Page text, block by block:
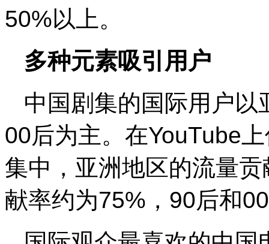
50%以上。
多种元素吸引用户
中国剧集的国际用户
00后为主。在YouTube
集中，亚洲地区的流量
献率约为75%，90后和